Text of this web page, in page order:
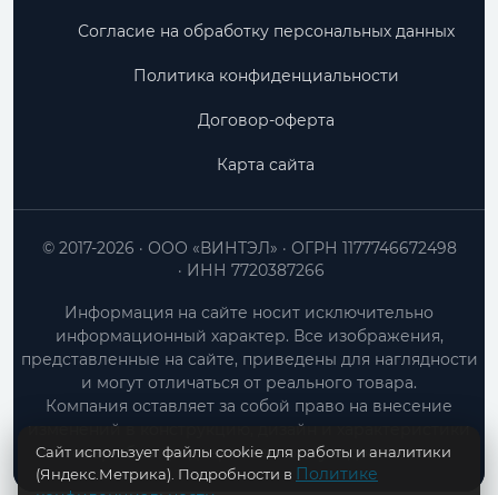
Согласие на обработку персональных данных
Политика конфиденциальности
Договор-оферта
Карта сайта
ООО «ВИНТЭЛ»
ОГРН 1177746672498
ИНН 7720387266
© 2017-2026
Информация на сайте носит исключительно
информационный характер. Все изображения,
представленные на сайте, приведены для наглядности
и могут отличаться от реального товара.
Компания оставляет за собой право на внесение
изменений в конструкцию, дизайн и характеристики
товара без предварительного уведомления.
Сайт использует файлы cookie для работы и аналитики
(Яндекс.Метрика). Подробности в Политике